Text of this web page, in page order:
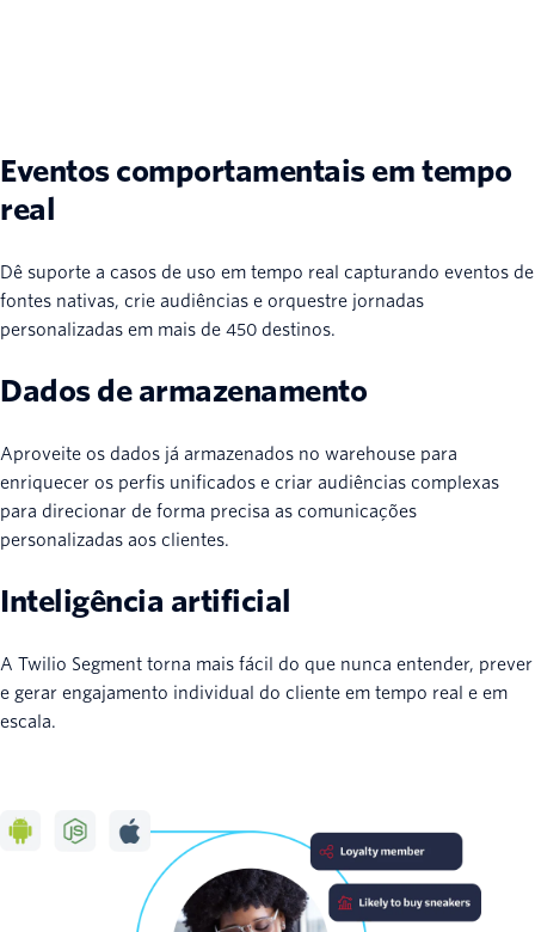
Eventos comportamentais em tempo
real
Dê suporte a casos de uso em tempo real capturando eventos de
fontes nativas, crie audiências e orquestre jornadas
personalizadas em mais de 450 destinos.
Dados de armazenamento
Aproveite os dados já armazenados no warehouse para
enriquecer os perfis unificados e criar audiências complexas
para direcionar de forma precisa as comunicações
personalizadas aos clientes.
Inteligência artificial
A Twilio Segment torna mais fácil do que nunca entender, prever
e gerar engajamento individual do cliente em tempo real e em
escala.